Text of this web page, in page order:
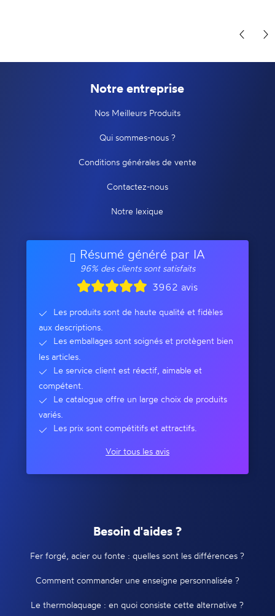
Notre entreprise
Nos Meilleurs Produits
Qui sommes-nous ?
Conditions générales de vente
Contactez-nous
Notre lexique
Résumé généré par IA
96% des clients sont satisfaits
3962 avis
Les produits sont de haute qualité et fidèles
aux descriptions.
Les emballages sont soignés et protègent bien
les articles.
Le service client est réactif, aimable et
compétent.
Le catalogue offre un large choix de produits
variés.
Les prix sont compétitifs et attractifs.
Voir tous les avis
Besoin d'aides ?
Fer forgé, acier ou fonte : quelles sont les différences ?
Comment commander une enseigne personnalisée ?
Le thermolaquage : en quoi consiste cette alternative ?